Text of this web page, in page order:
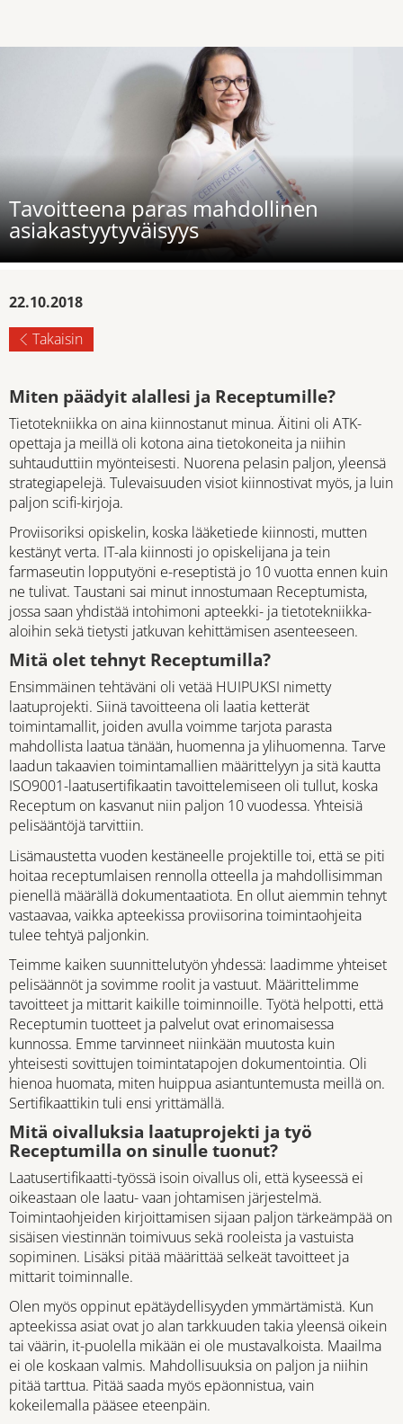
Tavoitteena paras mahdollinen
asiakastyytyväisyys
22.10.2018
Takaisin
Miten päädyit alallesi ja Receptumille?
Tietotekniikka on aina kiinnostanut minua. Äitini oli ATK-
opettaja ja meillä oli kotona aina tietokoneita ja niihin
suhtauduttiin myönteisesti. Nuorena pelasin paljon, yleensä
strategiapelejä. Tulevaisuuden visiot kiinnostivat myös, ja luin
paljon scifi-kirjoja.
Proviisoriksi opiskelin, koska lääketiede kiinnosti, mutten
kestänyt verta. IT-ala kiinnosti jo opiskelijana ja tein
farmaseutin lopputyöni e-reseptistä jo 10 vuotta ennen kuin
ne tulivat. Taustani sai minut innostumaan Receptumista,
jossa saan yhdistää intohimoni apteekki- ja tietotekniikka-
aloihin sekä tietysti jatkuvan kehittämisen asenteeseen.
Mitä olet tehnyt Receptumilla?
Ensimmäinen tehtäväni oli vetää HUIPUKSI nimetty
laatuprojekti. Siinä tavoitteena oli laatia ketterät
toimintamallit, joiden avulla voimme tarjota parasta
mahdollista laatua tänään, huomenna ja ylihuomenna. Tarve
laadun takaavien toimintamallien määrittelyyn ja sitä kautta
ISO9001-laatusertifikaatin tavoittelemiseen oli tullut, koska
Receptum on kasvanut niin paljon 10 vuodessa. Yhteisiä
pelisääntöjä tarvittiin.
Lisämaustetta vuoden kestäneelle projektille toi, että se piti
hoitaa receptumlaisen rennolla otteella ja mahdollisimman
pienellä määrällä dokumentaatiota. En ollut aiemmin tehnyt
vastaavaa, vaikka apteekissa proviisorina toimintaohjeita
tulee tehtyä paljonkin.
Teimme kaiken suunnittelutyön yhdessä: laadimme yhteiset
pelisäännöt ja sovimme roolit ja vastuut. Määrittelimme
tavoitteet ja mittarit kaikille toiminnoille. Työtä helpotti, että
Receptumin tuotteet ja palvelut ovat erinomaisessa
kunnossa. Emme tarvinneet niinkään muutosta kuin
yhteisesti sovittujen toimintatapojen dokumentointia. Oli
hienoa huomata, miten huippua asiantuntemusta meillä on.
Sertifikaattikin tuli ensi yrittämällä.
Mitä oivalluksia laatuprojekti ja työ
Receptumilla on sinulle tuonut?
Laatusertifikaatti-työssä isoin oivallus oli, että kyseessä ei
oikeastaan ole laatu- vaan johtamisen järjestelmä.
Toimintaohjeiden kirjoittamisen sijaan paljon tärkeämpää on
sisäisen viestinnän toimivuus sekä rooleista ja vastuista
sopiminen. Lisäksi pitää määrittää selkeät tavoitteet ja
mittarit toiminnalle.
Olen myös oppinut epätäydellisyyden ymmärtämistä. Kun
apteekissa asiat ovat jo alan tarkkuuden takia yleensä oikein
tai väärin, it-puolella mikään ei ole mustavalkoista. Maailma
ei ole koskaan valmis. Mahdollisuuksia on paljon ja niihin
pitää tarttua. Pitää saada myös epäonnistua, vain
kokeilemalla pääsee eteenpäin.